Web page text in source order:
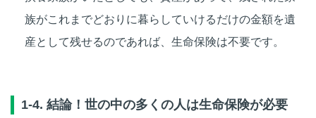
族がこれまでどおりに暮らしていけるだけの金額を遺
産として残せるのであれば、生命保険は不要です。
1-4. 結論！世の中の多くの人は生命保険が必要